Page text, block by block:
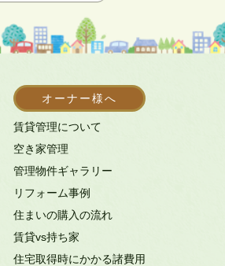
オーナー様へ
賃貸管理について
空き家管理
管理物件ギャラリー
リフォーム事例
住まいの購入の流れ
賃貸vs持ち家
住宅取得時にかかる諸費用